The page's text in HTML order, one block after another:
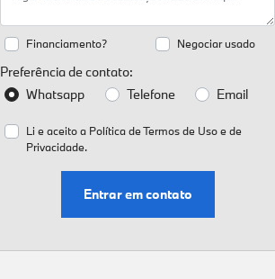
Financiamento? Negociar usado
Preferência de contato:
Whatsapp
Telefone Email
Li e aceito a Política de Termos de Uso e de
Privacidade.
Entrar em contato